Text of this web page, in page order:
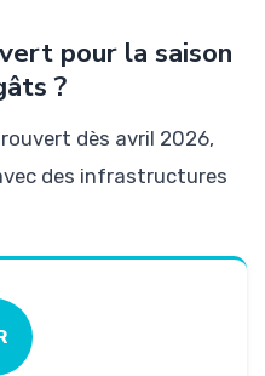
pour la saison
?
dès avril 2026,
des infrastructures